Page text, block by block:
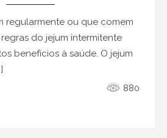
regularmente ou que comem
do jejum intermitente
benefícios à saúde. O jejum
880